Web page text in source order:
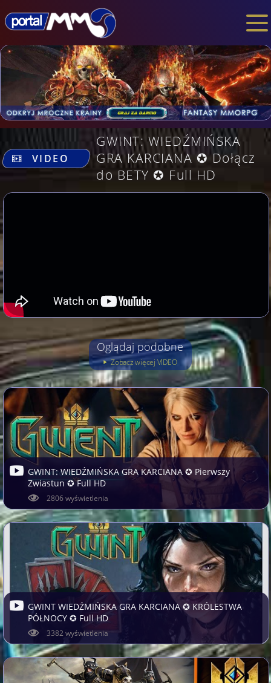
.
VIDEO
GWINT: WIEDŹMIŃSKA
GRA KARCIANA ✪ Dołącz
do BETY ✪ Full HD
Oglądaj podobne
Zobacz więcej VIDEO
GWINT: WIEDŹMIŃSKA GRA KARCIANA ✪ Pierwszy
Zwiastun ✪ Full HD
2806 wyświetlenia
GWINT WIEDŹMIŃSKA GRA KARCIANA ✪ KRÓLESTWA
PÓŁNOCY ✪ Full HD
3382 wyświetlenia